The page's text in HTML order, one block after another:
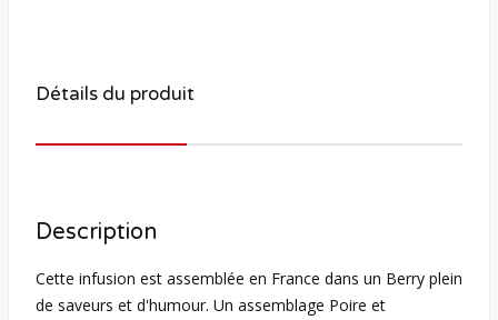
Détails du produit
Description
Cette infusion est assemblée en France dans un Berry plein
de saveurs et d'humour. Un assemblage Poire et